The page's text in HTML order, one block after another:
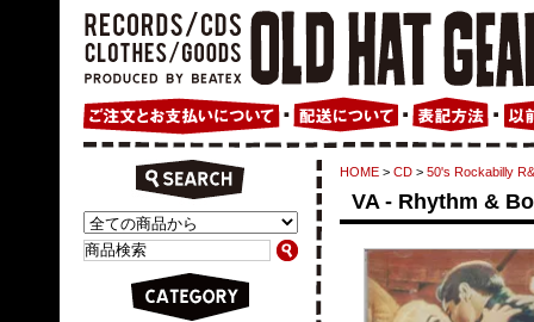
HOME > CD > 50's Rockabilly
VA - Rhythm &